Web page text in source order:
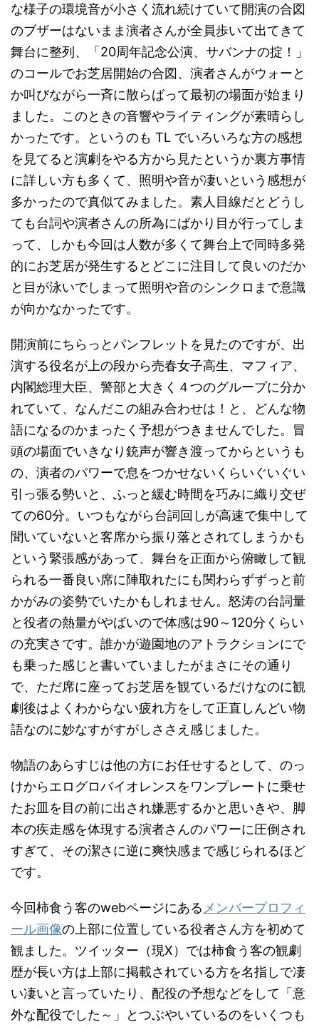
な様子の環境音が小さく流れ続けていて開演の合図
のブザーはないまま演者さんが全員歩いて出てきて
舞台に整列、「20周年記念公演、サバンナの掟！」
のコールでお芝居開始の合図、演者さんがウォーと
か叫びながら一斉に散らばって最初の場面が始まり
ました。このときの音響やライティングが素晴らし
かったです。というのも TL でいろいろな方の感想
を見てると演劇をやる方から見たというか裏方事情
に詳しい方も多くて、照明や音が凄いという感想が
多かったので真似てみました。素人目線だとどうし
ても台詞や演者さんの所為にばかり目が行ってしま
って、しかも今回は人数が多くて舞台上で同時多発
的にお芝居が発生するとどこに注目して良いのだか
と目が泳いでしまって照明や音のシンクロまで意識
が向かなかったです。
開演前にちらっとパンフレットを見たのですが、出
演する役名が上の段から売春女子高生、マフィア、
内閣総理大臣、警部と大きく４つのグループに分か
れていて、なんだこの組み合わせは！と、どんな物
語になるのかまったく予想がつきませんでした。冒
頭の場面でいきなり銃声が響き渡ってからというも
の、演者のパワーで息をつかせないくらいぐいぐい
引っ張る勢いと、ふっと緩む時間を巧みに織り交ぜ
ての60分。いつもながら台詞回しが高速で集中して
聞いていないと客席から振り落とされてしまうかも
という緊張感があって、舞台を正面から俯瞰して観
られる一番良い席に陣取れたにも関わらずずっと前
かがみの姿勢でいたかもしれません。怒涛の台詞量
と役者の熱量がやばいので体感は90～120分くらい
の充実さです。誰かが遊園地のアトラクションにで
も乗った感じと書いていましたがまさにその通り
で、ただ席に座ってお芝居を観ているだけなのに観
劇後はよくわからない疲れ方をして正直しんどい物
語なのに妙なすがすがしささえ感じました。
物語のあらすじは他の方にお任せするとして、のっ
けからエログロバイオレンスをワンプレートに乗せ
たお皿を目の前に出され嫌悪するかと思いきや、脚
本の疾走感を体現する演者さんのパワーに圧倒され
すぎて、その潔さに逆に爽快感まで感じられるほど
です。
今回柿食う客のwebページにある メンバープロフィ
ール画像の上部に位置している役者さん方を初めて
観ました。ツイッター（現X）では柿食う客の観劇
歴が長い方は上部に掲載されている方を名指しで凄
い凄いと言っていたり、配役の予想などをして「意
外な配役でした～」とつぶやいているのをいくつも